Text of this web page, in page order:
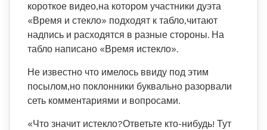
короткое видео,на котором участники дуэта
«Время и стекло» подходят к табло,читают
надпись и расходятся в разные стороны. На
табло написано «Время истекло».
Не известно что имелось ввиду под этим
посылом,но поклонники буквально разорвали
сеть комментариями и вопросами.
«Что значит истекло?Ответьте кто-нибудь! Тут